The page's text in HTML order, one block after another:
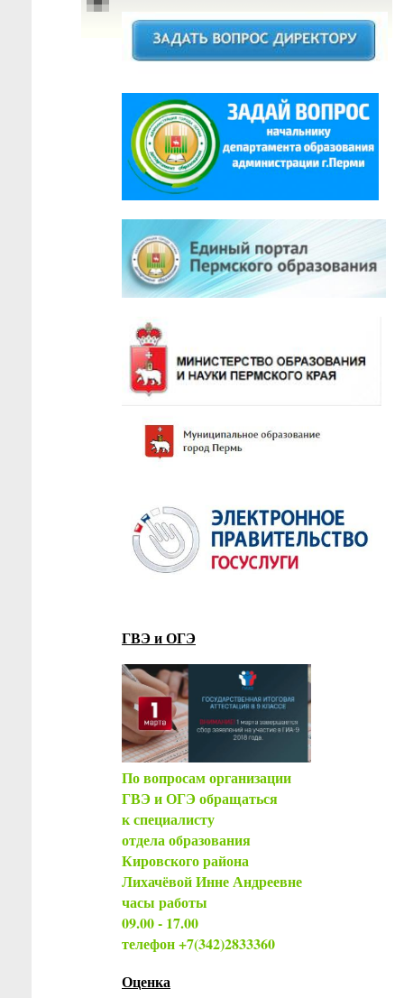
ГВЭ и ОГЭ
По вопросам организации
ГВЭ и ОГЭ обращаться
к специалисту
отдела образования
Кировского района
Лихачёвой Инне Андреевне
часы работы
09.00 - 17.00
телефон +7(342)2833360
Оценка